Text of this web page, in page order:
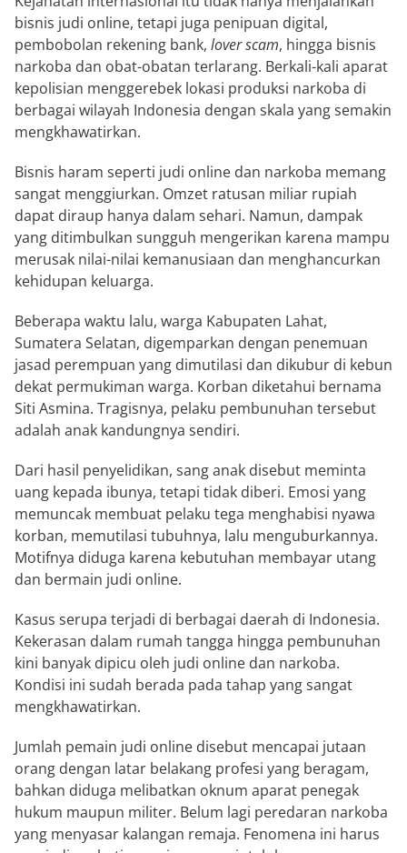
bisnis judi online, tetapi juga penipuan digital,
pembobolan rekening bank, lover scam, hingga bisnis
narkoba dan obat-obatan terlarang. Berkali-kali aparat
kepolisian menggerebek lokasi produksi narkoba di
berbagai wilayah Indonesia dengan skala yang semakin
mengkhawatirkan.
Bisnis haram seperti judi online dan narkoba memang
sangat menggiurkan. Omzet ratusan miliar rupiah
dapat diraup hanya dalam sehari. Namun, dampak
yang ditimbulkan sungguh mengerikan karena mampu
merusak nilai-nilai kemanusiaan dan menghancurkan
kehidupan keluarga.
Beberapa waktu lalu, warga Kabupaten Lahat,
Sumatera Selatan, digemparkan dengan penemuan
jasad perempuan yang dimutilasi dan dikubur di kebun
dekat permukiman warga. Korban diketahui bernama
Siti Asmina. Tragisnya, pelaku pembunuhan tersebut
adalah anak kandungnya sendiri.
Dari hasil penyelidikan, sang anak disebut meminta
uang kepada ibunya, tetapi tidak diberi. Emosi yang
memuncak membuat pelaku tega menghabisi nyawa
korban, memutilasi tubuhnya, lalu menguburkannya.
Motifnya diduga karena kebutuhan membayar utang
dan bermain judi online.
Kasus serupa terjadi di berbagai daerah di Indonesia.
Kekerasan dalam rumah tangga hingga pembunuhan
kini banyak dipicu oleh judi online dan narkoba.
Kondisi ini sudah berada pada tahap yang sangat
mengkhawatirkan.
Jumlah pemain judi online disebut mencapai jutaan
orang dengan latar belakang profesi yang beragam,
bahkan diduga melibatkan oknum aparat penegak
hukum maupun militer. Belum lagi peredaran narkoba
yang menyasar kalangan remaja. Fenomena ini harus